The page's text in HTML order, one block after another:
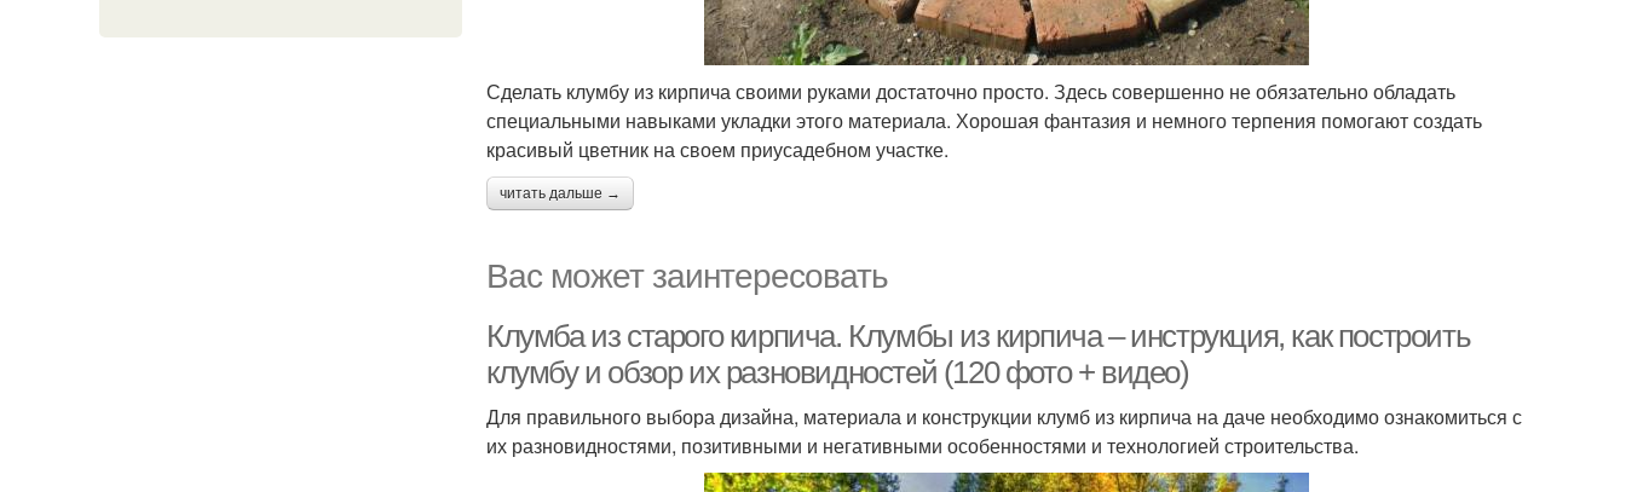
Сделать клумбу из кирпича своими руками достаточно просто. Здесь совершенно не обязательно обладать
специальными навыками укладки этого материала. Хорошая фантазия и немного терпения помогают создать
красивый цветник на своем приусадебном участке.
читать дальше →
Вас может заинтересовать
Клумба из старого кирпича. Клумбы из кирпича – инструкция, как построить
клумбу и обзор их разновидностей (120 фото + видео)
Для правильного выбора дизайна, материала и конструкции клумб из кирпича на даче необходимо ознакомиться с
их разновидностями, позитивными и негативными особенностями и технологией строительства.